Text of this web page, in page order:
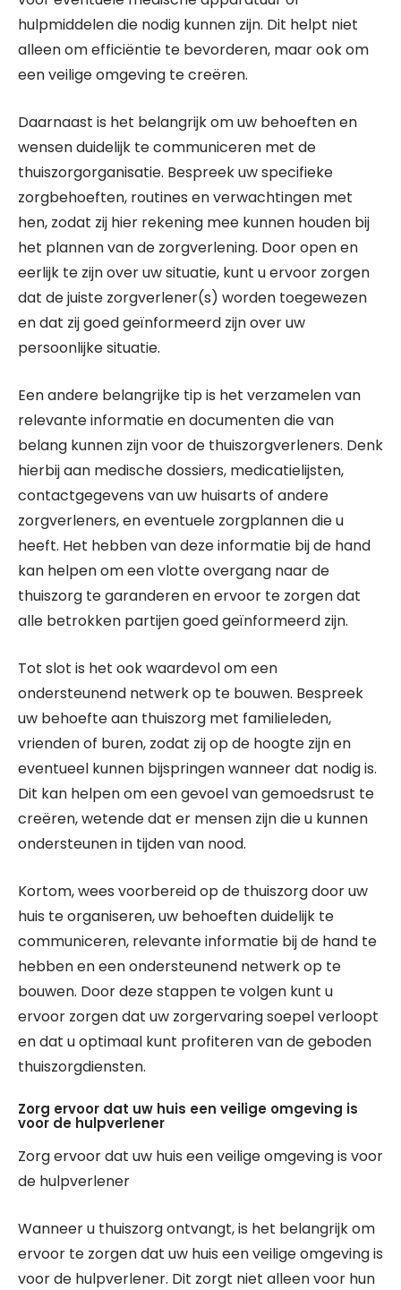
hulpmiddelen die nodig kunnen zijn. Dit helpt niet
alleen om efficiëntie te bevorderen, maar ook om
een veilige omgeving te creëren.
Daarnaast is het belangrijk om uw behoeften en
wensen duidelijk te communiceren met de
thuiszorgorganisatie. Bespreek uw specifieke
zorgbehoeften, routines en verwachtingen met
hen, zodat zij hier rekening mee kunnen houden bij
het plannen van de zorgverlening. Door open en
eerlijk te zijn over uw situatie, kunt u ervoor zorgen
dat de juiste zorgverlener(s) worden toegewezen
en dat zij goed geïnformeerd zijn over uw
persoonlijke situatie.
Een andere belangrijke tip is het verzamelen van
relevante informatie en documenten die van
belang kunnen zijn voor de thuiszorgverleners. Denk
hierbij aan medische dossiers, medicatielijsten,
contactgegevens van uw huisarts of andere
zorgverleners, en eventuele zorgplannen die u
heeft. Het hebben van deze informatie bij de hand
kan helpen om een vlotte overgang naar de
thuiszorg te garanderen en ervoor te zorgen dat
alle betrokken partijen goed geïnformeerd zijn.
Tot slot is het ook waardevol om een
ondersteunend netwerk op te bouwen. Bespreek
uw behoefte aan thuiszorg met familieleden,
vrienden of buren, zodat zij op de hoogte zijn en
eventueel kunnen bijspringen wanneer dat nodig is.
Dit kan helpen om een gevoel van gemoedsrust te
creëren, wetende dat er mensen zijn die u kunnen
ondersteunen in tijden van nood.
Kortom, wees voorbereid op de thuiszorg door uw
huis te organiseren, uw behoeften duidelijk te
communiceren, relevante informatie bij de hand te
hebben en een ondersteunend netwerk op te
bouwen. Door deze stappen te volgen kunt u
ervoor zorgen dat uw zorgervaring soepel verloopt
en dat u optimaal kunt profiteren van de geboden
thuiszorgdiensten.
Zorg ervoor dat uw huis een veilige omgeving is
voor de hulpverlener
Zorg ervoor dat uw huis een veilige omgeving is voor
de hulpverlener
Wanneer u thuiszorg ontvangt, is het belangrijk om
ervoor te zorgen dat uw huis een veilige omgeving is
voor de hulpverlener. Dit zorgt niet alleen voor hun